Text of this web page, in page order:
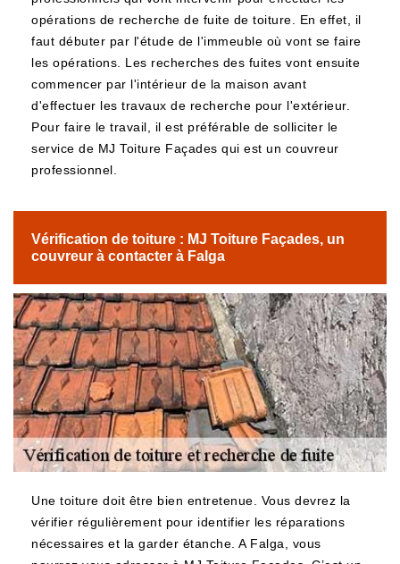
opérations de recherche de fuite de toiture. En effet, il
faut débuter par l'étude de l'immeuble où vont se faire
les opérations. Les recherches des fuites vont ensuite
commencer par l'intérieur de la maison avant
d'effectuer les travaux de recherche pour l'extérieur.
Pour faire le travail, il est préférable de solliciter le
service de MJ Toiture Façades qui est un couvreur
professionnel.
Vérification de toiture : MJ Toiture Façades, un
couvreur à contacter à Falga
Une toiture doit être bien entretenue. Vous devrez la
vérifier régulièrement pour identifier les réparations
nécessaires et la garder étanche. A Falga, vous